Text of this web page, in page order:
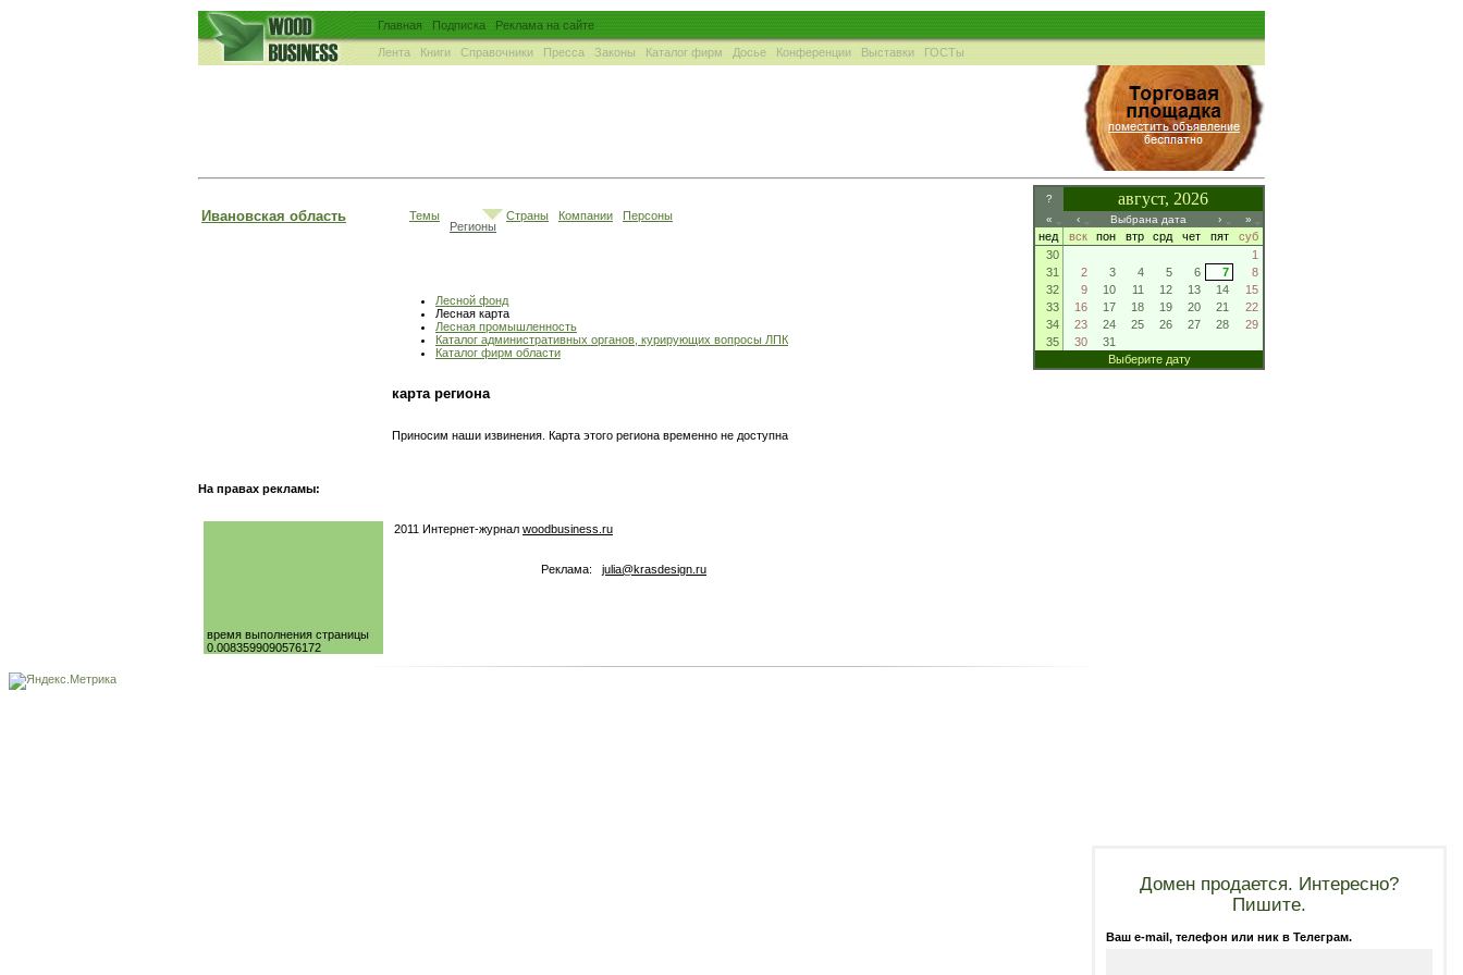
Главная Подписка Реклама на сайте
Лента Книги Справочники Пресса Законы Каталог фирм Досье Конференции Выставки ГОСТы
Ивановская область
Темы
Регионы
Страны Компании Персоны
Лесной фонд
Лесная карта
Лесная промышленность
Каталог административных органов, курирующих вопросы ЛПК
Каталог фирм области
карта региона
Приносим наши извинения. Карта этого региона временно не доступна
? август, 2026
« ‹ Выбрана дата › »
нед вск пон втр срд чет пят
суб
30
1
31
2 3 4 5 6 7
8
32
9 10 11 12 13 14
15
33
16 17 18 19 20 21
22
34
23 24 25 26 27 28
29
35
30
31
Выберите дату
На правах рекламы:
время выполнения страницы
0.0083599090576172
2011 Интернет-журнал woodbusiness.ru
Реклама: julia@krasdesign.ru
Домен продается. Интересно?
Пишите.
Ваш e-mail, телефон или ник в Телеграм.